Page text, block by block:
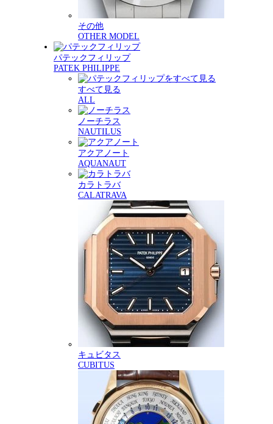
その他
OTHER MODEL
パテックフィリップ
PATEK PHILIPPE
すべて見る
ALL
ノーチラス
NAUTILUS
アクアノート
AQUANAUT
カラトラバ
CALATRAVA
キュビタス
CUBITUS